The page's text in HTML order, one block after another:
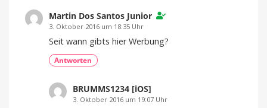
Martin Dos Santos Junior
3. Oktober 2016 um 18:35 Uhr
Seit wann gibts hier Werbung?
Antworten
BRUMMS1234 [iOS]
3. Oktober 2016 um 19:07 Uhr